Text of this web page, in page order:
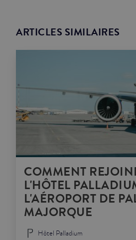
ARTICLES SIMILAIRES
COMMENT
L'HÔTEL
L'AÉROPORT DE
MAJORQUE
Hôtel Palladium